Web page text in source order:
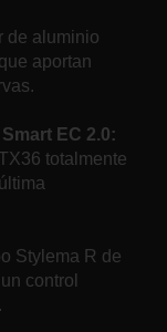
de aluminio
aportan
EC 2.0:
totalmente
Stylema R de
control